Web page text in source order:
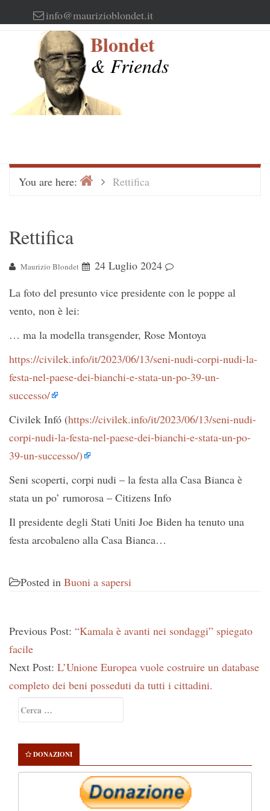
to
info@maurizioblondet.it
Blondet
& Friends
You are here: HomeRettifica
Rettifica
Maurizio Blondet
24 Luglio 2024
La foto del presunto vice presidente con le poppe al
vento, non è lei:
… ma la modella transgender, Rose Montoya
https://civilek.info/it/2023/06/13/seni-nudi-corpi-nudi-la-
festa-nel-paese-dei-bianchi-e-stata-un-po-39-un-
successo/
Civilek Infó (https://civilek.info/it/2023/06/13/seni-nudi-
corpi-nudi-la-festa-nel-paese-dei-bianchi-e-stata-un-po-
39-un-successo/)
Seni scoperti, corpi nudi – la festa alla Casa Bianca è
stata un po’ rumorosa – Citizens Info
Il presidente degli Stati Uniti Joe Biden ha tenuto una
festa arcobaleno alla Casa Bianca…
Posted in Buoni a sapersi
Previous Post: “Kamala è avanti nei sondaggi” spiegato
facile
Next Post: L’Unione Europea vuole costruire un database
completo dei beni posseduti da tutti i cittadini.
Sidebar
per:
DONAZIONI